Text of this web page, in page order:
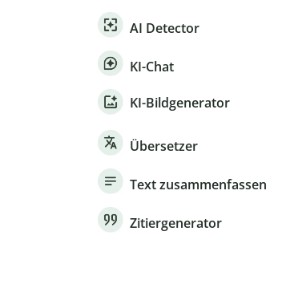
AI Detector
KI-Chat
KI-Bildgenerator
Übersetzer
Text zusammenfassen
Zitiergenerator